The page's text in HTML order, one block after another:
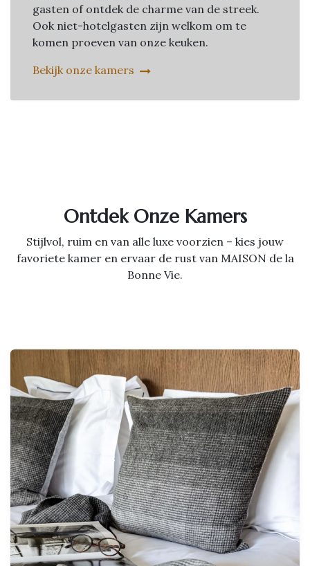
gasten of ontdek de charme van de streek.
Ook niet-hotelgasten zijn welkom om te
komen proeven van onze keuken.
Bekijk onze kamers
Ontdek Onze Kamers
Stijlvol, ruim en van alle luxe voorzien – kies jouw
favoriete kamer en ervaar de rust van MAISON de la
Bonne Vie.